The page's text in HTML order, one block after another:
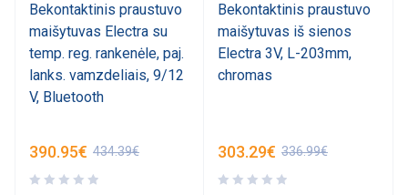
Bekontaktinis praustuvo
maišytuvas Electra su
temp. reg. rankenėle, paj.
lanks. vamzdeliais, 9/12
V, Bluetooth
434.39€
390.95€
Bekontaktinis praustuvo
maišytuvas iš sienos
Electra 3V, L-203mm,
chromas
336.99€
303.29€